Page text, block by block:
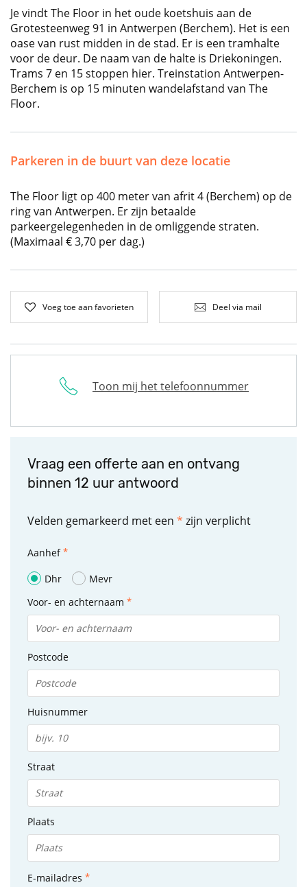
Je vindt The Floor in het oude koetshuis aan de
Grotesteenweg 91 in Antwerpen (Berchem). Het is een
oase van rust midden in de stad. Er is een tramhalte
voor de deur. De naam van de halte is Driekoningen.
Trams 7 en 15 stoppen hier. Treinstation Antwerpen-
Berchem is op 15 minuten wandelafstand van The
Floor.
Parkeren in de buurt van deze locatie
The Floor ligt op 400 meter van afrit 4 (Berchem) op de
ring van Antwerpen. Er zijn betaalde
parkeergelegenheden in de omliggende straten.
(Maximaal € 3,70 per dag.)
Voeg toe aan favorieten Deel via mail
Toon mij het telefoonnummer
Vraag een offerte aan en ontvang
binnen 12 uur antwoord
Velden gemarkeerd met een * zijn verplicht
Aanhef
Dhr
Mevr
Voor- en achternaam
Postcode
Huisnummer
Straat
Plaats
E-mailadres